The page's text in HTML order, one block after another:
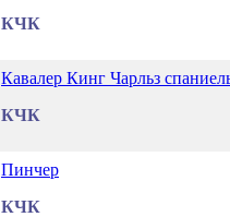
КЧК
Кавалер Кинг Чарльз
КЧК
Пинчер
КЧК